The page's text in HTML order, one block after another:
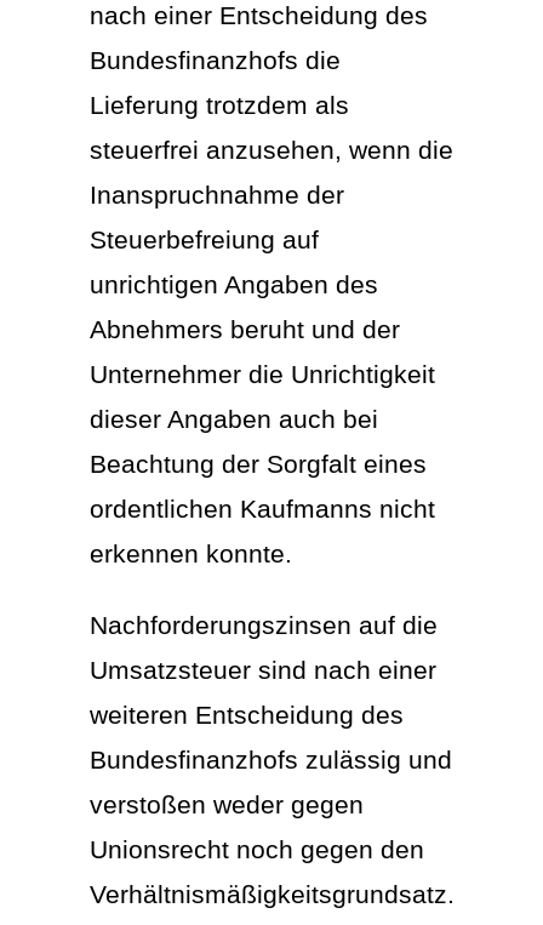
nach einer Entscheidung des
Bundesfinanzhofs die
Lieferung trotzdem als
steuerfrei anzusehen, wenn die
Inanspruchnahme der
Steuerbefreiung auf
unrichtigen Angaben des
Abnehmers beruht und der
Unternehmer die Unrichtigkeit
dieser Angaben auch bei
Beachtung der Sorgfalt eines
ordentlichen Kaufmanns nicht
erkennen konnte.
Nachforderungszinsen auf die
Umsatzsteuer sind nach einer
weiteren Entscheidung des
Bundesfinanzhofs zulässig und
verstoßen weder gegen
Unionsrecht noch gegen den
Verhältnismäßigkeitsgrundsatz.